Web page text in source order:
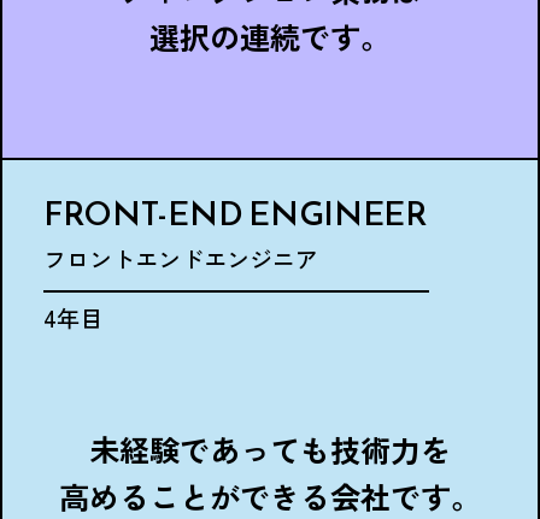
選択の連続です。
FRONT-END ENGINEER
フロントエンドエンジニア
4年目
未経験であっても技術力を
高めることができる会社です。